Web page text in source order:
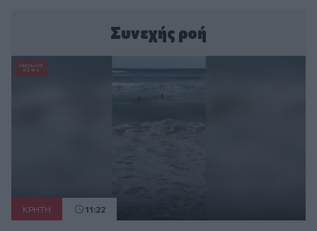
Συνεχής ροή
ΚΡΗΤΗ 11:22